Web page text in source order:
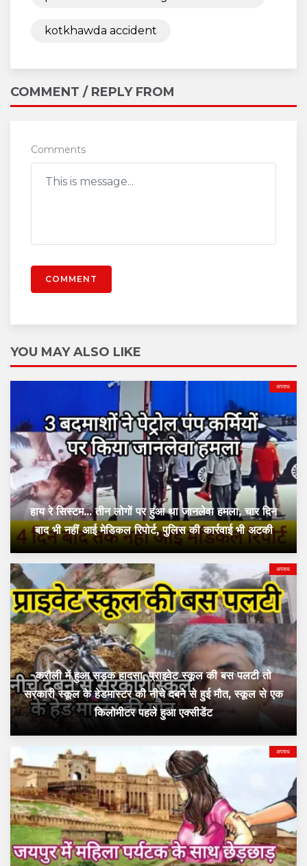
kotkhawda accident
COMMENT / REPLY FROM
Comments
COMMENT
YOU MAY ALSO LIKE
अपराध
हाय रे सिस्टम... तीन लोगों पर हुआ था जानलेवा हमला, चार दिन
बाद भी नहीं आई मेडिकल रिपोर्ट, पुलिस की कार्रवाई भी अटकी
अपराध
करौली में हुआ सड़क हादसा, प्राइवेट स्कूल की बस पलटी तो
सरकारी स्कूल के हेडमास्टर की नीचे दबने से हुई मौत, स्कूल से एक
किलोमीटर पहले हुआ एक्सीडेंट
अपराध